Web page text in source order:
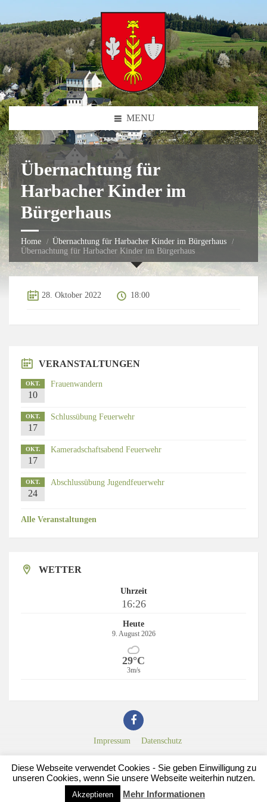
MENU
Übernachtung für
Harbacher Kinder im
Bürgerhaus
Home
Übernachtung für Harbacher Kinder im Bürgerhaus
Übernachtung für Harbacher Kinder im Bürgerhaus
28. Oktober 2022 18:00
VERANSTALTUNGEN
OKT.
10
Frauenwandern
OKT.
17
Schlussübung Feuerwehr
OKT.
17
Kameradschaftsabend Feuerwehr
OKT.
24
Abschlussübung Jugendfeuerwehr
Alle Veranstaltungen
WETTER
Uhrzeit
16:26
Heute
9. August 2026
29°C
3m/s
Impressum Datenschutz
nfb - network for business GbR
www.nfb.de
Diese Webseite verwendet Cookies - Sie geben Einwilligung zu
unseren Cookies, wenn Sie unsere Webseite weiterhin nutzen.
Akzeptieren Mehr Informationen